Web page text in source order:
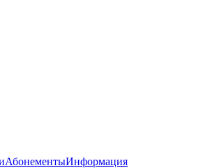
АбонементыИнформация